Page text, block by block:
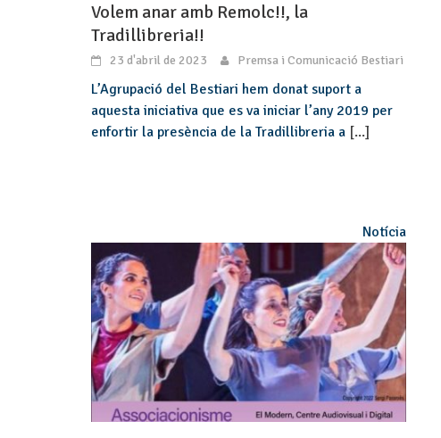
Volem anar amb Remolc!!, la
Tradillibreria!!
23 d'abril de 2023 Premsa i Comunicació Bestiari
L’Agrupació del Bestiari hem donat suport a
aquesta iniciativa que es va iniciar l’any 2019 per
enfortir la presència de la Tradillibreria a [...]
Notícia